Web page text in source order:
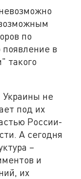
по
в
такого
Украины не
под их
России-
А сегодня
–
и
их